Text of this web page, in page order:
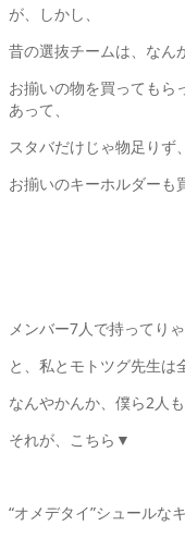
が、しかし、
昔の選抜チームは、なん
お揃いの物を買ってもら
あって、
スタバだけじゃ物足りず、
お揃いのキーホルダーも
メンバー7人で持ってり
と、私とモトツグ先生は
なんやかんか、僕ら2人
それが、こちら▼
“オメデタイ”シュールな